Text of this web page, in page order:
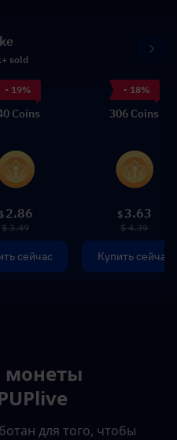
sold
- 19%
Coins
$ 2.86
$ 3.49
сейчас
- 18%
306 Coins
$ 3.63
$ 4.39
Купить сейчас
монеты
для того, чтобы